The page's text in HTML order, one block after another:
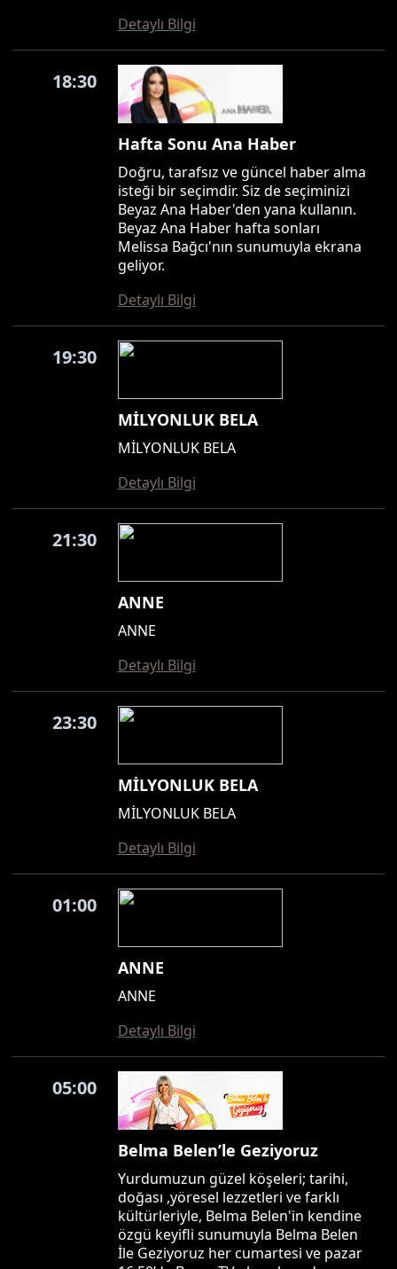
Detaylı Bilgi
18:30
Hafta Sonu Ana Haber
Doğru, tarafsız ve güncel haber alma
isteği bir seçimdir. Siz de seçiminizi
Beyaz Ana Haber'den yana kullanın.
Beyaz Ana Haber hafta sonları
Melissa Bağcı'nın sunumuyla ekrana
geliyor.
Detaylı Bilgi
19:30
MİLYONLUK BELA
MİLYONLUK BELA
Detaylı Bilgi
21:30
ANNE
ANNE
Detaylı Bilgi
23:30
MİLYONLUK BELA
MİLYONLUK BELA
Detaylı Bilgi
01:00
ANNE
ANNE
Detaylı Bilgi
05:00
Belma Belen’le Geziyoruz
Yurdumuzun güzel köşeleri; tarihi,
doğası ,yöresel lezzetleri ve farklı
kültürleriyle, Belma Belen'in kendine
özgü keyifli sunumuyla Belma Belen
İle Geziyoruz her cumartesi ve pazar